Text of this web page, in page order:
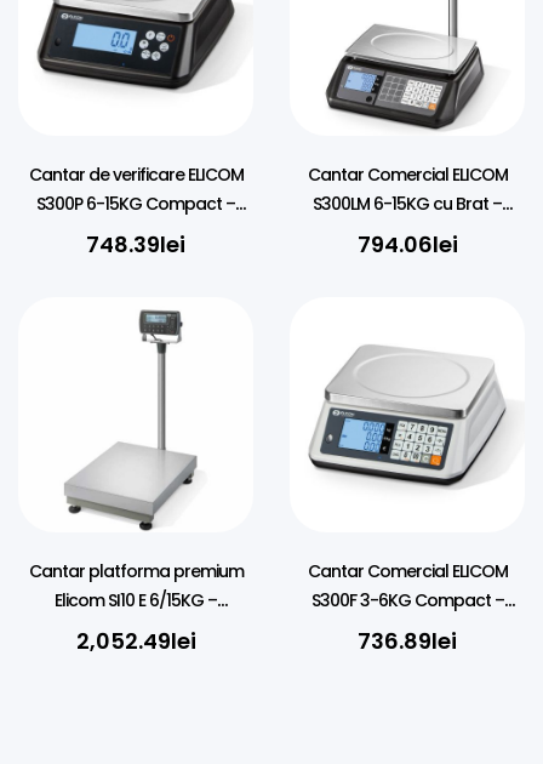
Cantar de verificare ELICOM
S300P 6-15KG Compact –
Negru
748.39lei
Cantar Comercial ELICOM
S300LM 6-15KG cu Brat –
Negru/Alb
794.06lei
Cantar platforma premium
Elicom SI10 E 6/15KG –
30X30CM
2,052.49lei
Cantar Comercial ELICOM
S300F 3-6KG Compact –
Negru/Alb
736.89lei